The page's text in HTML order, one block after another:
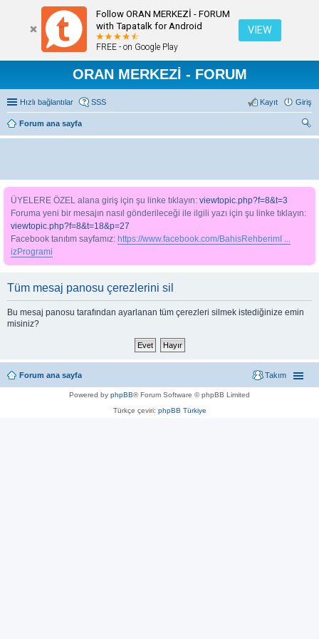
Follow ORAN MERKEZİ - FORUM
with Tapatalk for Android
FREE - on Google Play
VIEW
ORAN MERKEZİ - FORUM
Hızlı bağlantılar SSS Giriş
Kayıt
Forum ana sayfa
ra
ÜYELERE ÖZEL alana giriş için şu linke tıklayın: viewtopic.php?f=8&t=3
Foruma yeni bir mesajın nasıl gönderileceği ile ilgili yazı için şu linke tıklayın:
viewtopic.php?f=8&t=18&p=27
Facebook tanıtım sayfamız: https://www.facebook.com/BahisRehberimI ...
izProgrami
Tüm mesaj panosu çerezlerini sil
Bu mesaj panosu tarafından ayarlanan tüm çerezleri silmek istediğinize emin
misiniz?
Forum ana sayfa Takım
Powered by phpBB® Forum Software © phpBB Limited
Türkçe çeviri: phpBB Türkiye